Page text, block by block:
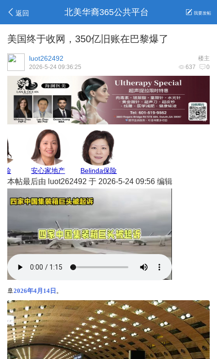
返回 北美华裔365公共平台 我要发帖
美国终于收网，350亿旧账在巴黎爆了
楼主
luot262492
637 0
2026-5-24 09:36:25
莉莉姐 Allen报关
本帖最后由 luot262492 于 2026-5-24 09:56 编辑
🚢2026年4月14日 。